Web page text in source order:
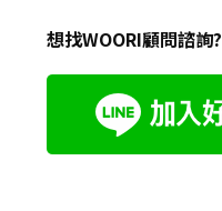
想找WOORI顧問諮詢?